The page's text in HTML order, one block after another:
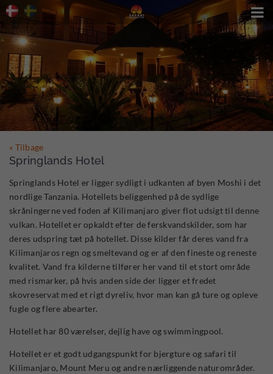

« Tilbage
Springlands Hotel
Springlands Hotel er ligger sydligt i udkanten af byen Moshi i det
nordlige Tanzania. Hotellets beliggenhed på de sydlige
skråningerne ved foden af Kilimanjaro giver flot udsigt til denne
vulkan. Hotellet er opkaldt efter de ferskvandskilder, som har
deres udspring tæt på hotellet. Disse kilder får deres vand fra
Kilimanjaros regn og smeltevand og er af den fineste og reneste
kvalitet. Vand fra kilderne tilfører her vand til et stort område
med rismarker, på hvis anden side der ligger et fredet
skovreservat med et rigt dyreliv, hvor man kan gå ture og opleve
fugle og flere abearter.
Hotellet har 80 værelser, dejlig have og swimmingpool.
Hotellet er et godt udgangspunkt for bjergture og safari til
Kilimanjaro, Mount Meru og andre nærliggende naturområder.